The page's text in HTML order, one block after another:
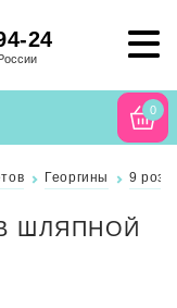
24
0
Георгины 9
ШЛЯПНОЙ